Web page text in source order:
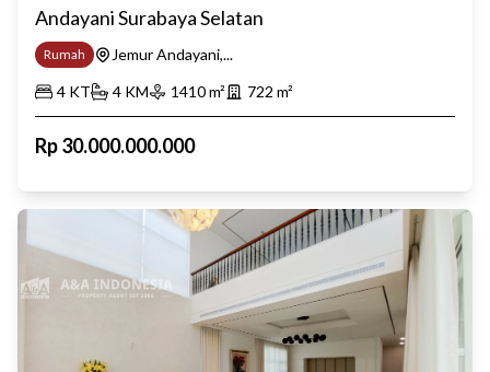
Andayani Surabaya Selatan
Rumah
Jemur Andayani,...
4 KT 4 KM 1410m² 722 m²
Rp30.000.000.000